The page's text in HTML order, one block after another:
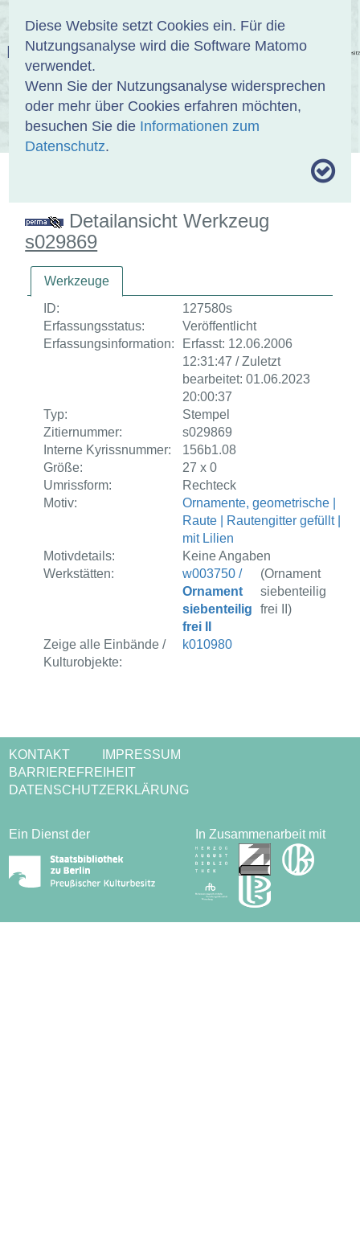
Diese Website setzt Cookies ein. Für die
Nutzungsanalyse wird die Software Matomo
verwendet.
Wenn Sie der Nutzungsanalyse widersprechen
oder mehr über Cookies erfahren möchten,
besuchen Sie die Informationen zum
Datenschutz.
EINBANDDATENBANK
ÜBER UNS SAMMLUNGEN SUCHE
Detailansicht Werkzeug
s029869
Werkzeuge
ID:
127580s
Erfassungsstatus:
Veröffentlicht
Erfassungsinformation:
Erfasst: 12.06.2006
12:31:47 / Zuletzt
bearbeitet: 01.06.2023
20:00:37
Typ:
Stempel
Zitiernummer:
s029869
Interne Kyrissnummer:
156b1.08
Größe:
27 x 0
Umrissform:
Rechteck
Motiv:
Ornamente, geometrische |
Raute | Rautengitter gefüllt |
mit Lilien
Motivdetails:
Keine Angaben
Werkstätten:
w003750 /
Ornament
siebenteilig
frei II
(Ornament
siebenteilig
frei II)
Zeige alle Einbände /
Kulturobjekte:
k010980
KONTAKT
IMPRESSUM
BARRIEREFREIHEIT
DATENSCHUTZERKLÄRUNG
Ein Dienst der In Zusammenarbeit mit